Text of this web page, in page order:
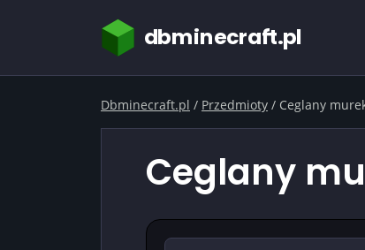
dbminecraft.pl
Dbminecraft.pl / Przedmioty / Ceglany
Ceglany